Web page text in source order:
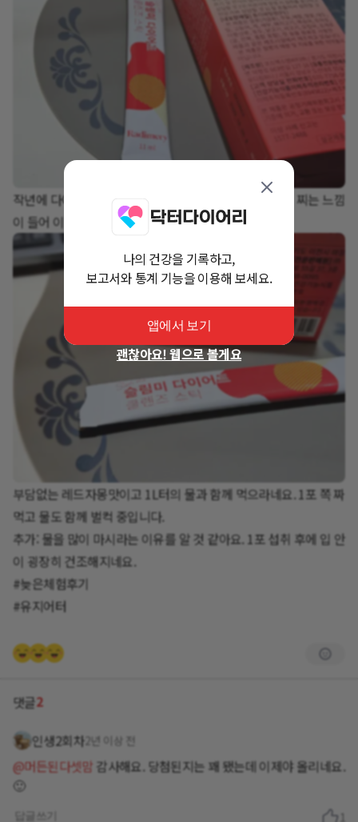
작년에 다이어트 이후에 일상으로 복귀했더니 다시 살이 찌는 느낌
이 들어 이 걸로 유지에 도움을 얻어보고자 해요.
부담없는 레드자몽맛이고 1L터의 물과 함께 먹으라네요. 1포 쪽 짜
먹고 물도 함께 벌컥 중입니다.
추가: 물을 많이 마시라는 이유를 알 것 같아요. 1포 섭취 후에 입 안
이 굉장히 건조해지네요.
#늦은체험후기
#유지어터
댓글2
인생2회차2년 이상 전
@머든된다셋맘 감사해요. 당첨된지는 꽤 됐는데 이제야 올리네요.
🙂
답글쓰기 1
나의 건강을 기록하고,
보고서와 통계 기능을 이용해 보세요.
앱에서 보기
괜찮아요! 웹으로 볼게요